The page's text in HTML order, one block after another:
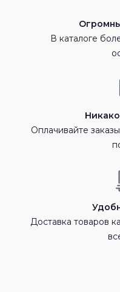
В каталоге
Оплачивайте
Доставка товаров